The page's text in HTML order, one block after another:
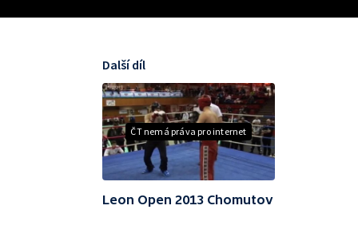
ČT nemá práva pro internet
Další díl
Leon Open 2013 Chomutov